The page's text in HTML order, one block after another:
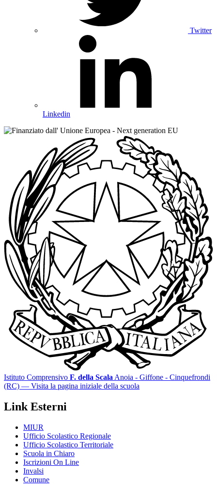
Twitter
Linkedin
Istituto Comprensivo F. della Scala Anoia - Giffone - Cinquefrondi
(RC) — Visita la pagina iniziale della scuola
Link Esterni
MIUR
Ufficio Scolastico Regionale
Ufficio Scolastico Territoriale
Scuola in Chiaro
Iscrizioni On Line
Invalsi
Comune